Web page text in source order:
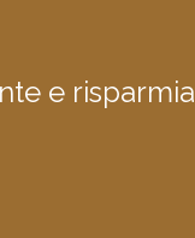
e risparmia